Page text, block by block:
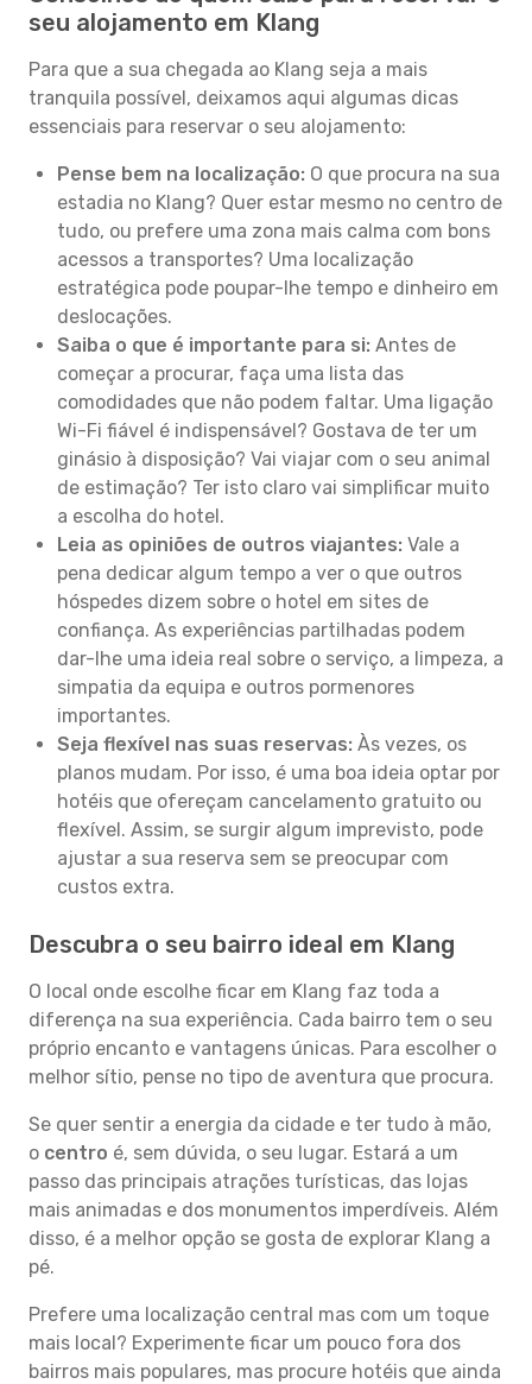
seu alojamento em Klang
Para que a sua chegada ao Klang seja a mais
tranquila possível, deixamos aqui algumas dicas
essenciais para reservar o seu alojamento:
Pense bem na localização: O que procura na sua
estadia no Klang? Quer estar mesmo no centro de
tudo, ou prefere uma zona mais calma com bons
acessos a transportes? Uma localização
estratégica pode poupar-lhe tempo e dinheiro em
deslocações.
Saiba o que é importante para si: Antes de
começar a procurar, faça uma lista das
comodidades que não podem faltar. Uma ligação
Wi-Fi fiável é indispensável? Gostava de ter um
ginásio à disposição? Vai viajar com o seu animal
de estimação? Ter isto claro vai simplificar muito
a escolha do hotel.
Leia as opiniões de outros viajantes: Vale a
pena dedicar algum tempo a ver o que outros
hóspedes dizem sobre o hotel em sites de
confiança. As experiências partilhadas podem
dar-lhe uma ideia real sobre o serviço, a limpeza, a
simpatia da equipa e outros pormenores
importantes.
Seja flexível nas suas reservas: Às vezes, os
planos mudam. Por isso, é uma boa ideia optar por
hotéis que ofereçam cancelamento gratuito ou
flexível. Assim, se surgir algum imprevisto, pode
ajustar a sua reserva sem se preocupar com
custos extra.
Descubra o seu bairro ideal em Klang
O local onde escolhe ficar em Klang faz toda a
diferença na sua experiência. Cada bairro tem o seu
próprio encanto e vantagens únicas. Para escolher o
melhor sítio, pense no tipo de aventura que procura.
Se quer sentir a energia da cidade e ter tudo à mão,
o centro é, sem dúvida, o seu lugar. Estará a um
passo das principais atrações turísticas, das lojas
mais animadas e dos monumentos imperdíveis. Além
disso, é a melhor opção se gosta de explorar Klang a
pé.
Prefere uma localização central mas com um toque
mais local? Experimente ficar um pouco fora dos
bairros mais populares, mas procure hotéis que ainda